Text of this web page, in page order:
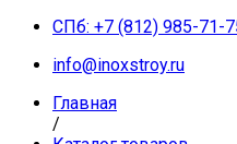
СПб: +7 (812) 985-71-
info@inoxstroy.ru
Главная
/